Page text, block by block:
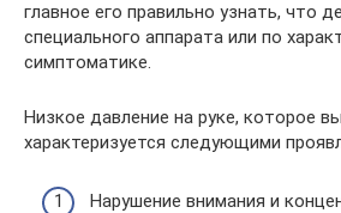
главное его правильно узнать, что
специального аппарата или по
симптоматике.
Низкое давление на руке, которое
характеризуется следующими
Нарушение внимания и